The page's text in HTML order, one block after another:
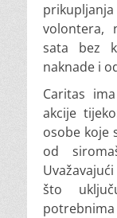
volontera,
sata bez
naknade i
Caritas
akcije
osobe koje
od
što